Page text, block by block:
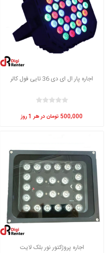
اجاره پار ال ای دی 36 تایی فول کالر
500,000 تومان در هر 1 روز
اجاره پروژکتور نور بلک لایت